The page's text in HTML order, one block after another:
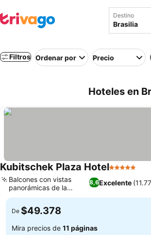
Destino
Filtros Ordenar por Precio
Hoteles en
Kubitschek Plaza Hotel5 Estrellas
8,6Excelente
Balcones con vistas
panorámicas de la
ciudad
De $49.378
Mira precios de 11 páginas